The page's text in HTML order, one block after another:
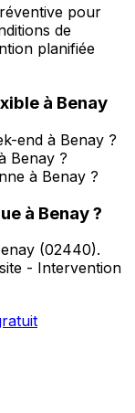
pour
de
planifiée
à Benay
end à Benay ?
Benay ?
à Benay ?
à Benay?
(02440).
- Intervention